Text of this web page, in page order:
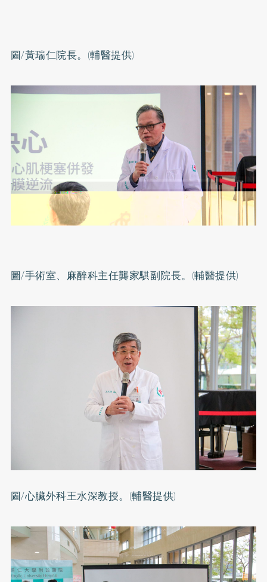
圖/黃瑞仁院長。(輔醫提供)
圖/手術室、麻醉科主任龔家騏副院長。(輔醫提供)
圖/心臟外科王水深教授。(輔醫提供)